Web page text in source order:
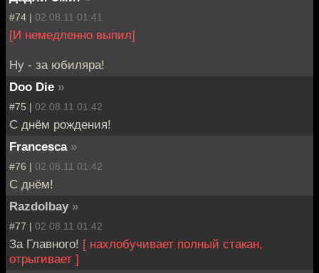
#74 | 02.08.11 01:41
[И немедленно выпил]
Ну - за юбиляра!
Doo Die »
#75 | 02.08.11 01:42
С днём рождения!
Francesca »
#76 | 02.08.11 01:42
С днём!
Razdolbay »
#77 | 02.08.11 01:42
За Главного! [ нахлобучивает полный стакан,
отрыгивает ]